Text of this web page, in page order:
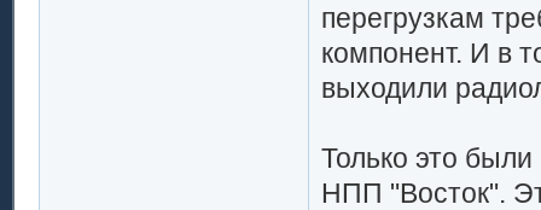
перегрузкам
компонент. И в
выходили
Только это
НПП "Восток".